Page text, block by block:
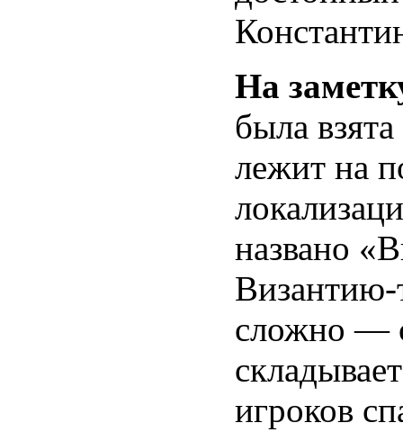
На
была
лежит на
названо
Византию-
сложно —
игроков